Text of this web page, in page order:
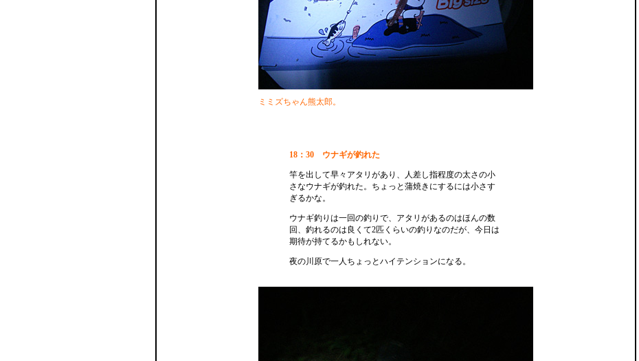
ミミズちゃん熊太郎。
18：30 ウナギが釣れた
竿を出して早々アタリがあり、人差し指程度の太さの小
さなウナギが釣れた。ちょっと蒲焼きにするには小さす
ぎるかな。
ウナギ釣りは一回の釣りで、アタリがあるのはほんの数
回、釣れるのは良くて2匹くらいの釣りなのだが、今日は
期待が持てるかもしれない。
夜の川原で一人ちょっとハイテンションになる。